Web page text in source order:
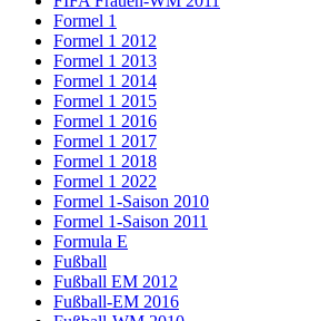
Formel 1
Formel 1 2012
Formel 1 2013
Formel 1 2014
Formel 1 2015
Formel 1 2016
Formel 1 2017
Formel 1 2018
Formel 1 2022
Formel 1-Saison 2010
Formel 1-Saison 2011
Formula E
Fußball
Fußball EM 2012
Fußball-EM 2016